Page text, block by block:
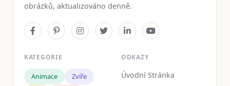
obrázků, aktualizováno denně.
KATEGORIE
Animace
Zvíře
ODKAZY
Úvodní Stránka